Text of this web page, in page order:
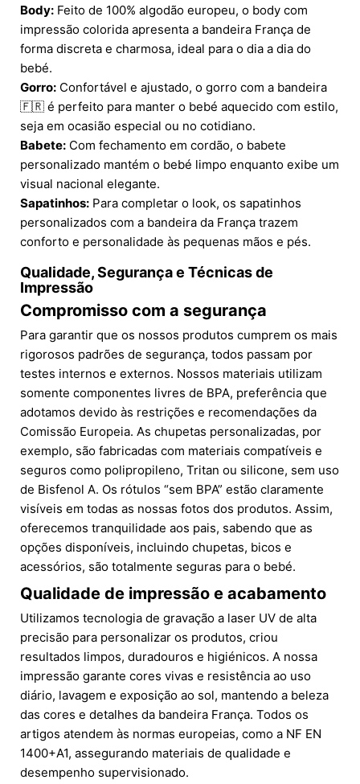
Body: Feito de 100% algodão europeu, o body com
impressão colorida apresenta a bandeira França de
forma discreta e charmosa, ideal para o dia a dia do
bebé.
Gorro: Confortável e ajustado, o gorro com a bandeira
🇫🇷 é perfeito para manter o bebé aquecido com estilo,
seja em ocasião especial ou no cotidiano.
Babete: Com fechamento em cordão, o babete
personalizado mantém o bebé limpo enquanto exibe um
visual nacional elegante.
Sapatinhos: Para completar o look, os sapatinhos
personalizados com a bandeira da França trazem
conforto e personalidade às pequenas mãos e pés.
Qualidade, Segurança e Técnicas de
Impressão
Compromisso com a segurança
Para garantir que os nossos produtos cumprem os mais
rigorosos padrões de segurança, todos passam por
testes internos e externos. Nossos materiais utilizam
somente componentes livres de BPA, preferência que
adotamos devido às restrições e recomendações da
Comissão Europeia. As chupetas personalizadas, por
exemplo, são fabricadas com materiais compatíveis e
seguros como polipropileno, Tritan ou silicone, sem uso
de Bisfenol A. Os rótulos “sem BPA” estão claramente
visíveis em todas as nossas fotos dos produtos. Assim,
oferecemos tranquilidade aos pais, sabendo que as
opções disponíveis, incluindo chupetas, bicos e
acessórios, são totalmente seguras para o bebé.
Qualidade de impressão e acabamento
Utilizamos tecnologia de gravação a laser UV de alta
precisão para personalizar os produtos, criou
resultados limpos, duradouros e higiénicos. A nossa
impressão garante cores vivas e resistência ao uso
diário, lavagem e exposição ao sol, mantendo a beleza
das cores e detalhes da bandeira França. Todos os
artigos atendem às normas europeias, como a NF EN
1400+A1, assegurando materiais de qualidade e
desempenho supervisionado.